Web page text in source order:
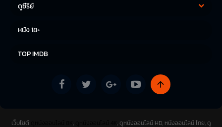
ดูซีรีย์
หนัง 18+
TOP IMDB
เว็บไซต์ , , ดูหนังออนไลน์ HD, หนังออนไลน์ ไทย, ดู